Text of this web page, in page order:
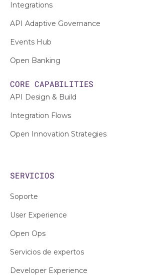
Integrations
API Adaptive Governance
Events Hub
Open Banking
CORE CAPABILITIES
API Design & Build
Integration Flows
Open Innovation Strategies
SERVICIOS
Soporte
User Experience
Open Ops
Servicios de expertos
Developer Experience